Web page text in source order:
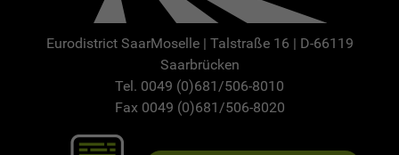
Eurodistrict SaarMoselle | Talstraße 16 | D-66119
Saarbrücken
Tel. 0049 (0)681/506-8010
Fax 0049 (0)681/506-8020